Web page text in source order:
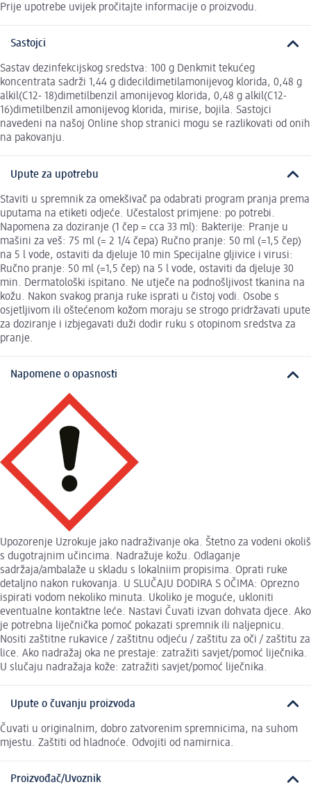
Prije upotrebe uvijek pročitajte informacije o proizvodu.
Sastojci
Sastav dezinfekcijskog sredstva: 100 g Denkmit tekućeg
koncentrata sadrži 1,44 g didecildimetilamonijevog klorida, 0,48 g
alkil(C12- 18)dimetilbenzil amonijevog klorida, 0,48 g alkil(C12-
16)dimetilbenzil amonijevog klorida, mirise, bojila. Sastojci
navedeni na našoj Online shop stranici mogu se razlikovati od onih
na pakovanju.
Upute za upotrebu
Staviti u spremnik za omekšivač pa odabrati program pranja prema
uputama na etiketi odjeće. Učestalost primjene: po potrebi.
Napomena za doziranje (1 čep = cca 33 ml): Bakterije: Pranje u
mašini za veš: 75 ml (= 2 1/4 čepa) Ručno pranje: 50 ml (=1,5 čep)
na 5 l vode, ostaviti da djeluje 10 min Specijalne gljivice i virusi:
Ručno pranje: 50 ml (=1,5 čep) na 5 l vode, ostaviti da djeluje 30
min. Dermatološki ispitano. Ne utječe na podnošljivost tkanina na
kožu. Nakon svakog pranja ruke isprati u čistoj vodi. Osobe s
osjetljivom ili oštećenom kožom moraju se strogo pridržavati upute
za doziranje i izbjegavati duži dodir ruku s otopinom sredstva za
pranje.
Napomene o opasnosti
Upozorenje Uzrokuje jako nadraživanje oka. Štetno za vodeni okoliš
s dugotrajnim učincima. Nadražuje kožu. Odlaganje
sadržaja/ambalaže u skladu s lokalniim propisima. Oprati ruke
detaljno nakon rukovanja. U SLUČAJU DODIRA S OČIMA: Oprezno
ispirati vodom nekoliko minuta. Ukoliko je moguće, ukloniti
eventualne kontaktne leće. Nastavi Čuvati izvan dohvata djece. Ako
je potrebna liječnička pomoć pokazati spremnik ili naljepnicu.
Nositi zaštitne rukavice / zaštitnu odjeću / zaštitu za oči / zaštitu za
lice. Ako nadražaj oka ne prestaje: zatražiti savjet/pomoć liječnika.
U slučaju nadražaja kože: zatražiti savjet/pomoć liječnika.
Upute o čuvanju proizvoda
Čuvati u originalnim, dobro zatvorenim spremnicima, na suhom
mjestu. Zaštiti od hladnoće. Odvojiti od namirnica.
Proizvođač/Uvoznik